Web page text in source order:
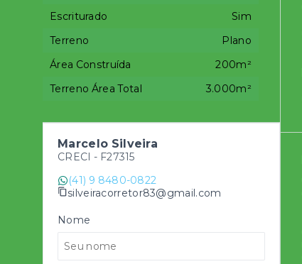
Escriturado
Sim
Terreno
Plano
Área Construída
200m²
Terreno Área Total
3.000m²
Marcelo Silveira
CRECI - F27315
(41) 9 8480-0822
silveiracorretor83@gmail.com
Nome